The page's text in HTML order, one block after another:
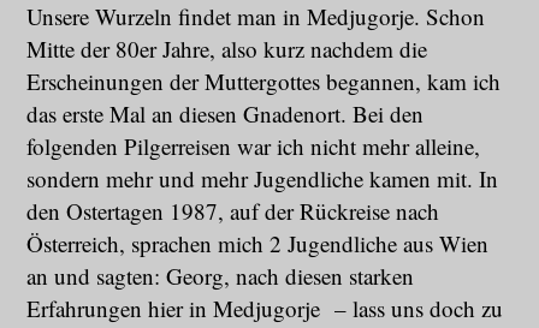
Unsere Wurzeln findet man in Medjugorje. Schon
Mitte der 80er Jahre, also kurz nachdem die
Erscheinungen der Muttergottes begannen, kam ich
das erste Mal an diesen Gnadenort. Bei den
folgenden Pilgerreisen war ich nicht mehr alleine,
sondern mehr und mehr Jugendliche kamen mit. In
den Ostertagen 1987, auf der Rückreise nach
Österreich, sprachen mich 2 Jugendliche aus Wien
an und sagten: Georg, nach diesen starken
Erfahrungen hier in Medjugorje – lass uns doch zu